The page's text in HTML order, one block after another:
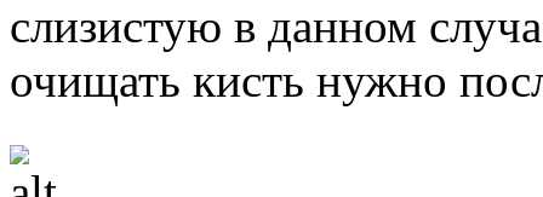
слизистую в данном
очищать кисть нужно